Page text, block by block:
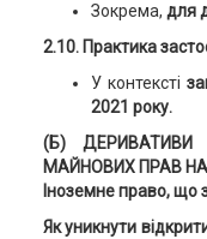
Зокрема, для
2.10. Практика
У контексті
2021 року.
(Б)
МАЙНОВИХ ПРАВ
Іноземне право, що
Як уникнути